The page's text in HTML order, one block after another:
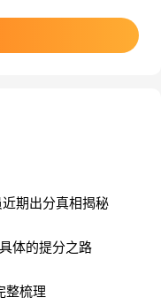
期出分真相揭秘
体的提分之路
整梳理